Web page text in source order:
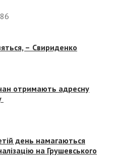
86
– Свириденко
отримають адресну
день намагаються
на Грушевського